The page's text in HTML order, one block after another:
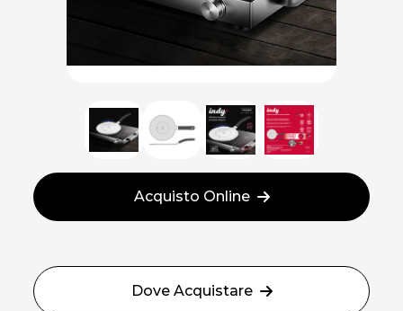
Acquisto Online
Dove Acquistare